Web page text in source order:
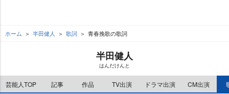
ホーム 半田健人 歌詞 青春挽歌の歌詞
半田健人
はんだけんと
芸能人TOP 記事 作品 TV出演 ドラマ出演 CM出演